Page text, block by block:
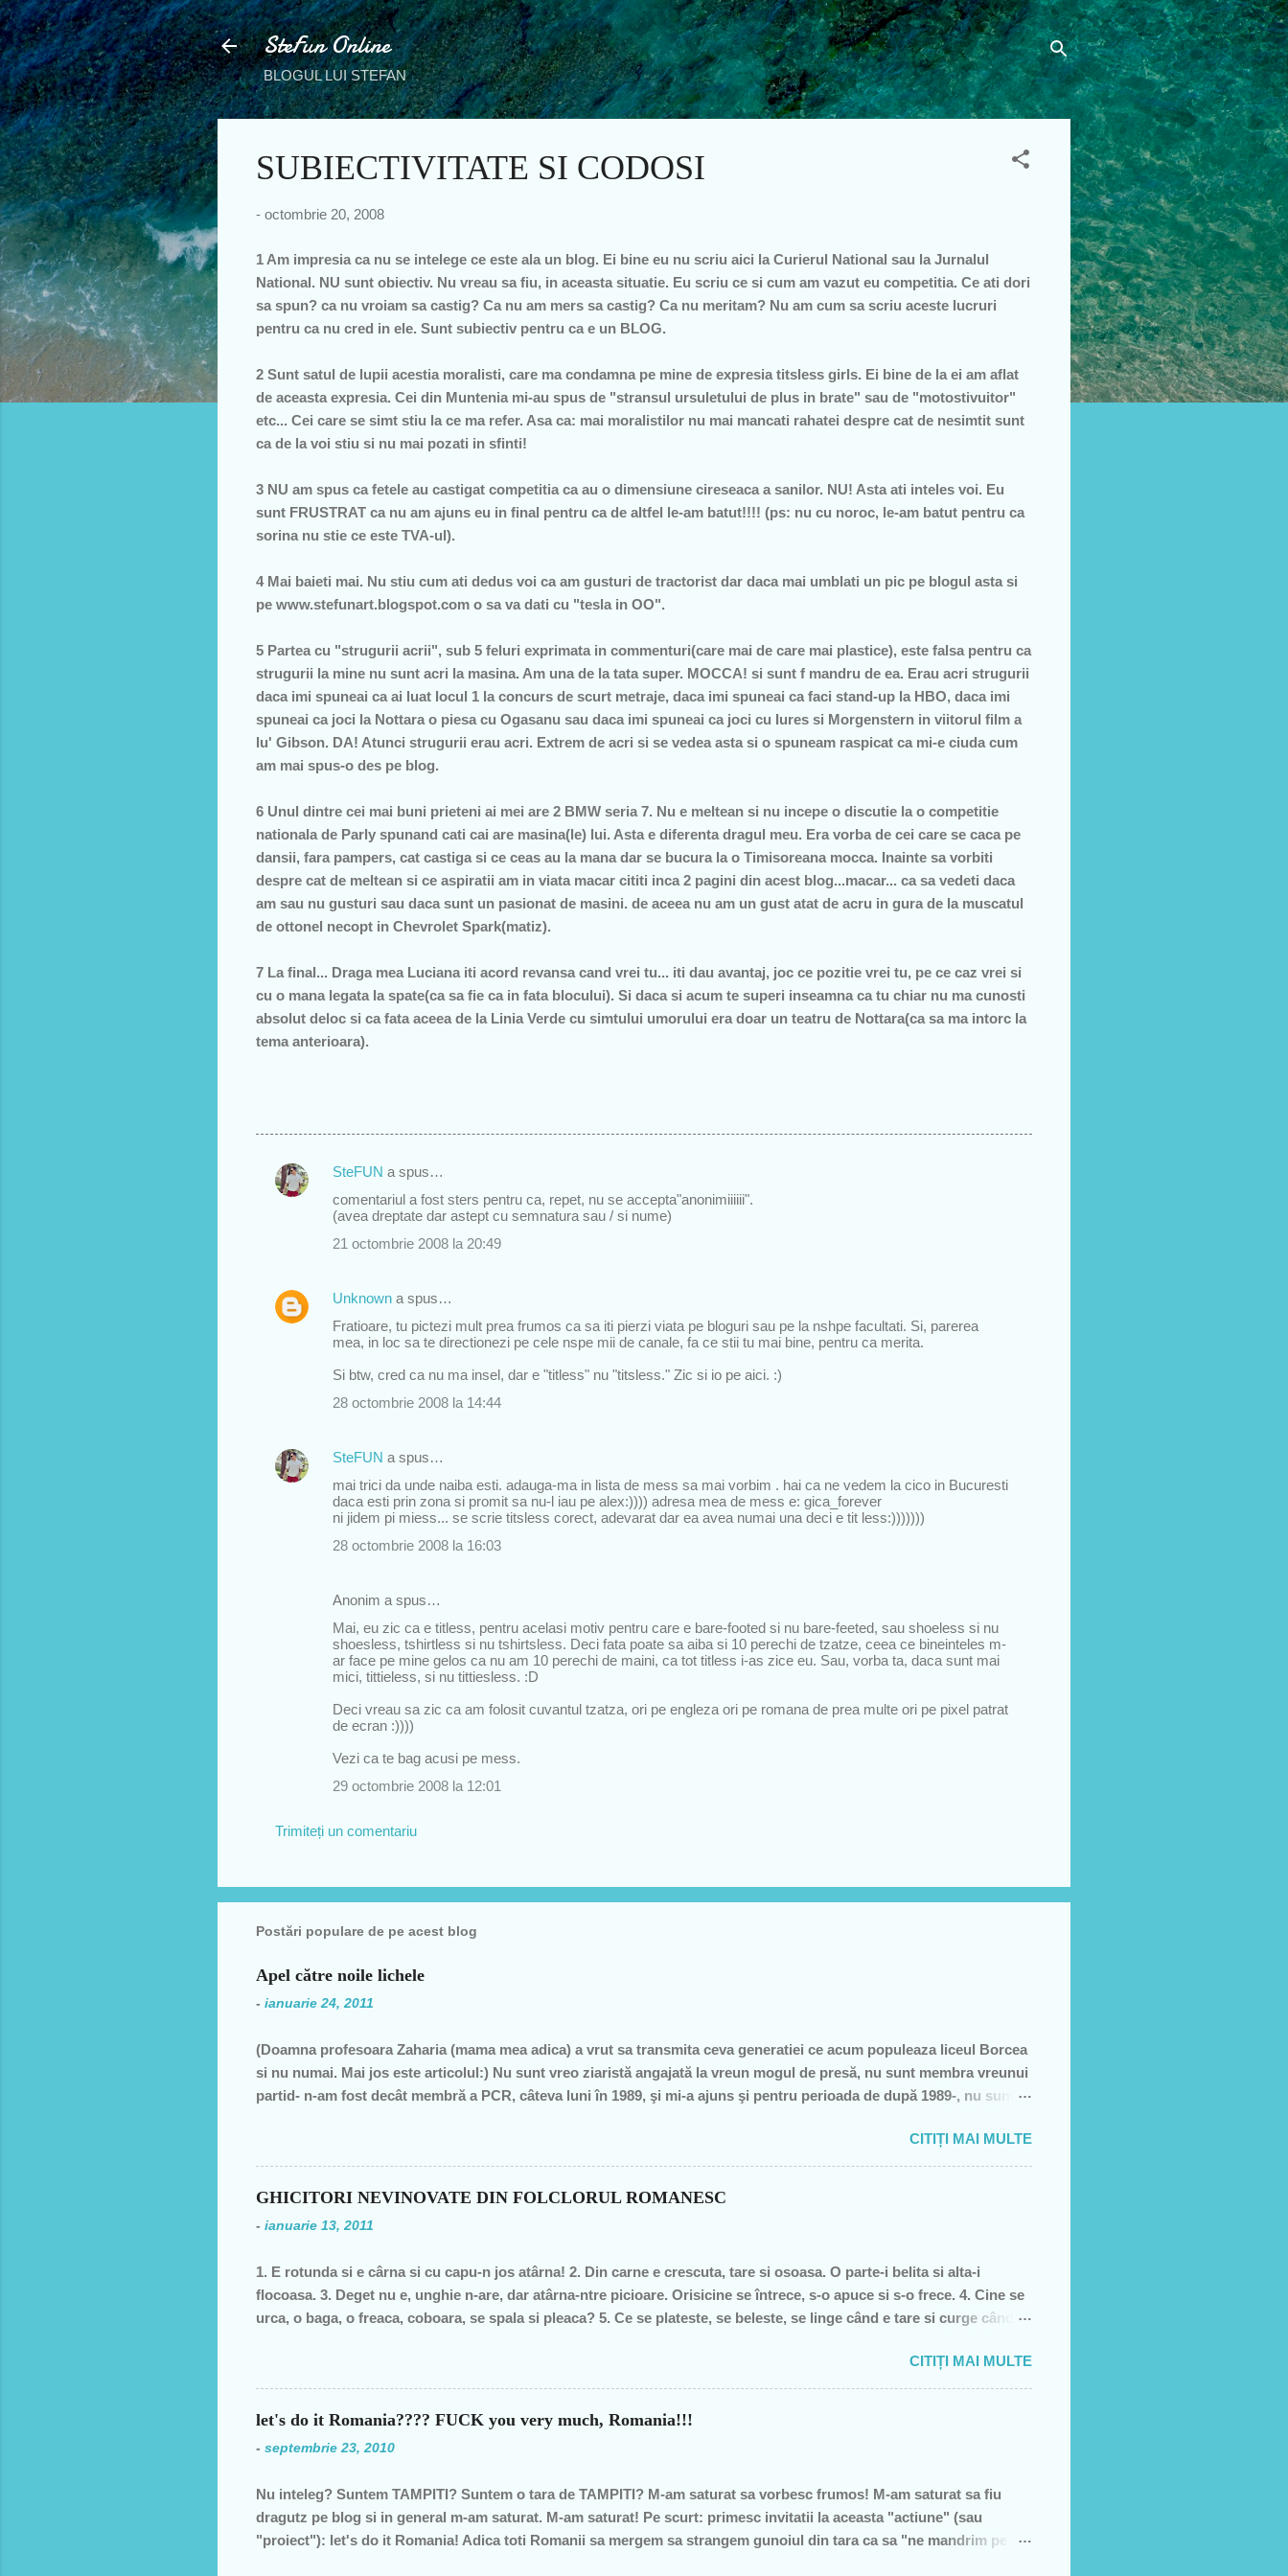
Treceți la conținutul principal
SteFun Online
BLOGUL LUI STEFAN
SUBIECTIVITATE SI CODOSI
- octombrie 20, 2008
1 Am impresia ca nu se intelege ce este ala un blog. Ei bine eu nu scriu aici la Curierul National sau la Jurnalul
National. NU sunt obiectiv. Nu vreau sa fiu, in aceasta situatie. Eu scriu ce si cum am vazut eu competitia. Ce ati dori
sa spun? ca nu vroiam sa castig? Ca nu am mers sa castig? Ca nu meritam? Nu am cum sa scriu aceste lucruri
pentru ca nu cred in ele. Sunt subiectiv pentru ca e un BLOG.
2 Sunt satul de lupii acestia moralisti, care ma condamna pe mine de expresia titsless girls. Ei bine de la ei am aflat
de aceasta expresia. Cei din Muntenia mi-au spus de "stransul ursuletului de plus in brate" sau de "motostivuitor"
etc... Cei care se simt stiu la ce ma refer. Asa ca: mai moralistilor nu mai mancati rahatei despre cat de nesimtit sunt
ca de la voi stiu si nu mai pozati in sfinti!
3 NU am spus ca fetele au castigat competitia ca au o dimensiune cireseaca a sanilor. NU! Asta ati inteles voi. Eu
sunt FRUSTRAT ca nu am ajuns eu in final pentru ca de altfel le-am batut!!!! (ps: nu cu noroc, le-am batut pentru ca
sorina nu stie ce este TVA-ul).
4 Mai baieti mai. Nu stiu cum ati dedus voi ca am gusturi de tractorist dar daca mai umblati un pic pe blogul asta si
pe www.stefunart.blogspot.com o sa va dati cu "tesla in OO".
5 Partea cu "strugurii acrii", sub 5 feluri exprimata in commenturi(care mai de care mai plastice), este falsa pentru ca
strugurii la mine nu sunt acri la masina. Am una de la tata super. MOCCA! si sunt f mandru de ea. Erau acri strugurii
daca imi spuneai ca ai luat locul 1 la concurs de scurt metraje, daca imi spuneai ca faci stand-up la HBO, daca imi
spuneai ca joci la Nottara o piesa cu Ogasanu sau daca imi spuneai ca joci cu Iures si Morgenstern in viitorul film a
lu' Gibson. DA! Atunci strugurii erau acri. Extrem de acri si se vedea asta si o spuneam raspicat ca mi-e ciuda cum
am mai spus-o des pe blog.
6 Unul dintre cei mai buni prieteni ai mei are 2 BMW seria 7. Nu e meltean si nu incepe o discutie la o competitie
nationala de Parly spunand cati cai are masina(le) lui. Asta e diferenta dragul meu. Era vorba de cei care se caca pe
dansii, fara pampers, cat castiga si ce ceas au la mana dar se bucura la o Timisoreana mocca. Inainte sa vorbiti
despre cat de meltean si ce aspiratii am in viata macar cititi inca 2 pagini din acest blog...macar... ca sa vedeti daca
am sau nu gusturi sau daca sunt un pasionat de masini. de aceea nu am un gust atat de acru in gura de la muscatul
de ottonel necopt in Chevrolet Spark(matiz).
7 La final... Draga mea Luciana iti acord revansa cand vrei tu... iti dau avantaj, joc ce pozitie vrei tu, pe ce caz vrei si
cu o mana legata la spate(ca sa fie ca in fata blocului). Si daca si acum te superi inseamna ca tu chiar nu ma cunosti
absolut deloc si ca fata aceea de la Linia Verde cu simtului umorului era doar un teatru de Nottara(ca sa ma intorc la
tema anterioara).
C
n
t
SteFUN a spus…
comentariul a fost sters pentru ca, repet, nu se accepta"anonimiiiiii".
(avea dreptate dar astept cu semnatura sau / si nume)
21 octombrie 2008 la 20:49
Unknown a spus…
Fratioare, tu pictezi mult prea frumos ca sa iti pierzi viata pe bloguri sau pe la nshpe facultati. Si, parerea
mea, in loc sa te directionezi pe cele nspe mii de canale, fa ce stii tu mai bine, pentru ca merita.
Si btw, cred ca nu ma insel, dar e "titless" nu "titsless." Zic si io pe aici. :)
28 octombrie 2008 la 14:44
SteFUN a spus…
mai trici da unde naiba esti. adauga-ma in lista de mess sa mai vorbim . hai ca ne vedem la cico in Bucuresti
daca esti prin zona si promit sa nu-l iau pe alex:)))) adresa mea de mess e: gica_forever
ni jidem pi miess... se scrie titsless corect, adevarat dar ea avea numai una deci e tit less:)))))))
28 octombrie 2008 la 16:03
Anonim a spus…
Mai, eu zic ca e titless, pentru acelasi motiv pentru care e bare-footed si nu bare-feeted, sau shoeless si nu
shoesless, tshirtless si nu tshirtsless. Deci fata poate sa aiba si 10 perechi de tzatze, ceea ce bineinteles m-
ar face pe mine gelos ca nu am 10 perechi de maini, ca tot titless i-as zice eu. Sau, vorba ta, daca sunt mai
mici, tittieless, si nu tittiesless. :D
Deci vreau sa zic ca am folosit cuvantul tzatza, ori pe engleza ori pe romana de prea multe ori pe pixel patrat
de ecran :))))
Vezi ca te bag acusi pe mess.
29 octombrie 2008 la 12:01
Trimiteți un comentariu
Postări populare de pe acest blog
Apel către noile lichele
- ianuarie 24, 2011
(Doamna profesoara Zaharia (mama mea adica) a vrut sa transmita ceva generatiei ce acum populeaza liceul Borcea
si nu numai. Mai jos este articolul:) Nu sunt vreo ziaristă angajată la vreun mogul de presă, nu sunt membra vreunui
partid- n-am fost decât membră a PCR, câteva luni în 1989, şi mi-a ajuns şi pentru perioada de după 1989-, nu sunt
ţară, o bugetară care nu produce nimic concret şi care mai scoate şi tâmpiţi în urma prestaţiei sale- asa cum rezultă
din discursul primului politician al ţării. "Mea culpa" (pentru pdl-işti, aceasta nu e o înjurătură)! Recunosc acum că
speranţa că ceva se va schimba, o dată cu noua generaţie. Î...
CITIȚI MAI MULTE
GHICITORI NEVINOVATE DIN FOLCLORUL ROMANESC
- ianuarie 13, 2011
1. E rotunda si e cârna si cu capu-n jos atârna! 2. Din carne e crescuta, tare si osoasa. O parte-i belita si alta-i
flocoasa. 3. Deget nu e, unghie n-are, dar atârna-ntre picioare. Orisicine se întrece, s-o apuce si s-o frece. 4. Cine se
urca, o baga, o freaca, coboara, se spala si pleaca? 5. Ce se plateste, se beleste, se linge când e tare si curge când e
fund si intra toata. Si acum raspunsurile... 1. ghinda 2. pana de gâsca 3. tâta vacii 4. cosarul 5. înghetata 6. marca
postala, timbrul 7. cizma Daca v-ati gandit la prostii.... sa va fie rusine....
CITIȚI MAI MULTE
let's do it Romania???? FUCK you very much, Romania!!!
- septembrie 23, 2010
Nu inteleg? Suntem TAMPITI? Suntem o tara de TAMPITI? M-am saturat sa vorbesc frumos! M-am saturat sa fiu
dragutz pe blog si in general m-am saturat. M-am saturat! Pe scurt: primesc invitatii la aceasta "actiune" (sau
"proiect"): let's do it Romania! Adica toti Romanii sa mergem sa strangem gunoiul din tara ca sa "ne mandrim pe